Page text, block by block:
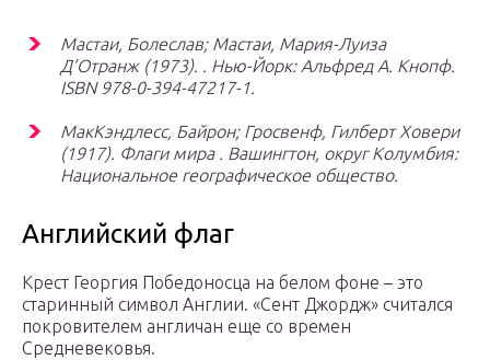
Мастаи, Болеслав; Мастаи, Мария-Луиза
Д’Отранж (1973). . Нью-Йорк: Альфред А. Кнопф.
ISBN 978-0-394-47217-1.
МакКэндлесс, Байрон; Гросвенф, Гилберт Ховери
(1917). Флаги мира. Вашингтон, округ Колумбия:
Национальное географическое общество.
Английский флаг
Крест Георгия Победоносца на белом фоне – это
старинный символ Англии. «Сент Джордж» считался
покровителем англичан еще со времен
Средневековья.